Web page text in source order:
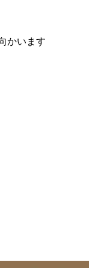
かいます